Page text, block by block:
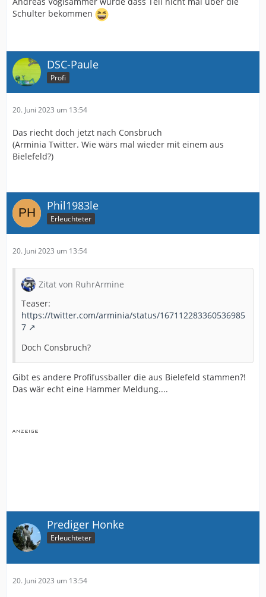
Schulter bekommen
DSC-Paule
Profi
20. Juni 2023 um 13:54
Das riecht doch jetzt nach Consbruch
(Arminia Twitter. Wie wärs mal wieder mit einem aus
Bielefeld?)
Phil1983le
Erleuchteter
20. Juni 2023 um 13:54
Zitat von RuhrArmine
Teaser:
https://twitter.com/arminia/status/167112283360536985
7
Doch Consbruch?
Gibt es andere Profifussballer die aus Bielefeld stammen?!
Das wär echt eine Hammer Meldung....
Prediger Honke
Erleuchteter
20. Juni 2023 um 13:54